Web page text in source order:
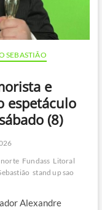
SEBASTIÃO
e
espetáculo
(8)
Fundass Litoral
stand up sao
Alexandre